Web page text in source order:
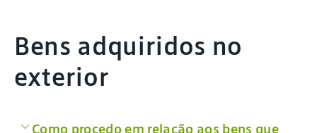
Bens adquiridos no
exterior
Como procedo em relação aos bens que